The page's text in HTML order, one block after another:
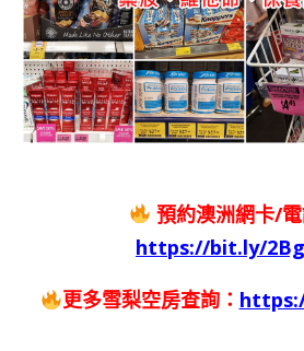
預約澳洲網卡/電
https://bit.ly/
更多雪梨空房查詢：